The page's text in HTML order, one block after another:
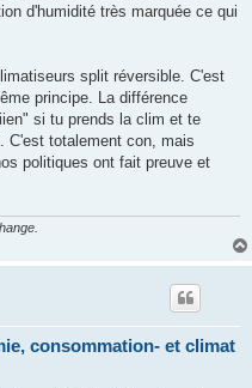
d'humidité très marquée ce qui
split réversible. C'est
principe. La différence
si tu prends la clim et te
C'est totalement con, mais
politiques ont fait preuve et
consommation- et climat